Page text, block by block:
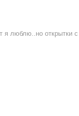
я люблю..но открытки с